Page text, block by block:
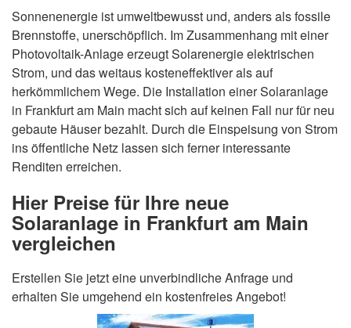
Sonnenenergie ist umweltbewusst und, anders als fossile
Brennstoffe, unerschöpflich. Im Zusammenhang mit einer
Photovoltaik-Anlage erzeugt Solarenergie elektrischen
Strom, und das weitaus kosteneffektiver als auf
herkömmlichem Wege. Die Installation einer Solaranlage
in Frankfurt am Main macht sich auf keinen Fall nur für neu
gebaute Häuser bezahlt. Durch die Einspeisung von Strom
ins öffentliche Netz lassen sich ferner interessante
Renditen erreichen.
Hier Preise für Ihre neue
Solaranlage in Frankfurt am Main
vergleichen
Erstellen Sie jetzt eine unverbindliche Anfrage und
erhalten Sie umgehend ein kostenfreies Angebot!